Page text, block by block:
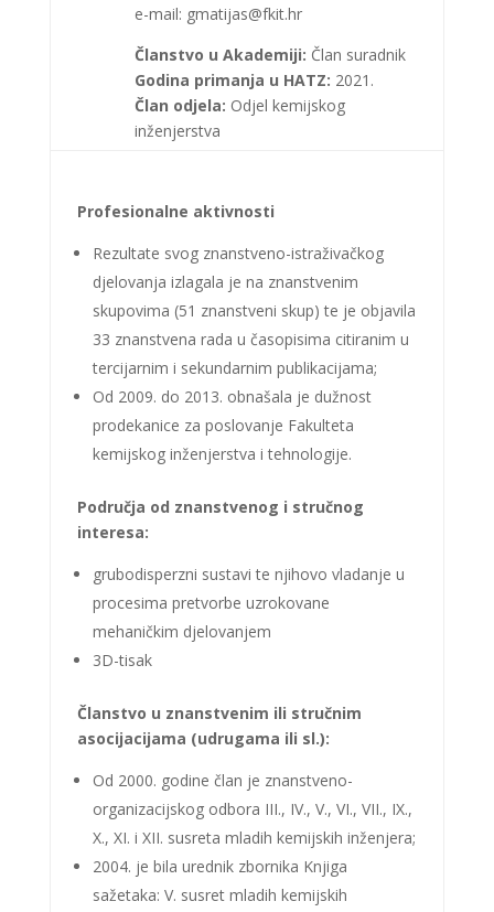
e-mail: gmatijas@fkit.hr
Članstvo u Akademiji: Član suradnik
Godina primanja u HATZ: 2021.
Član odjela: Odjel kemijskog
inženjerstva
Profesionalne aktivnosti
Rezultate svog znanstveno-istraživačkog
djelovanja izlagala je na znanstvenim
skupovima (51 znanstveni skup) te je objavila
33 znanstvena rada u časopisima citiranim u
tercijarnim i sekundarnim publikacijama;
Od 2009. do 2013. obnašala je dužnost
prodekanice za poslovanje Fakulteta
kemijskog inženjerstva i tehnologije.
Područja od znanstvenog i stručnog
interesa:
grubodisperzni sustavi te njihovo vladanje u
procesima pretvorbe uzrokovane
mehaničkim djelovanjem
3D-tisak
Članstvo u znanstvenim ili stručnim
asocijacijama (udrugama ili sl.):
Od 2000. godine član je znanstveno-
organizacijskog odbora III., IV., V., VI., VII., IX.,
X., XI. i XII. susreta mladih kemijskih inženjera;
2004. je bila urednik zbornika Knjiga
sažetaka: V. susret mladih kemijskih